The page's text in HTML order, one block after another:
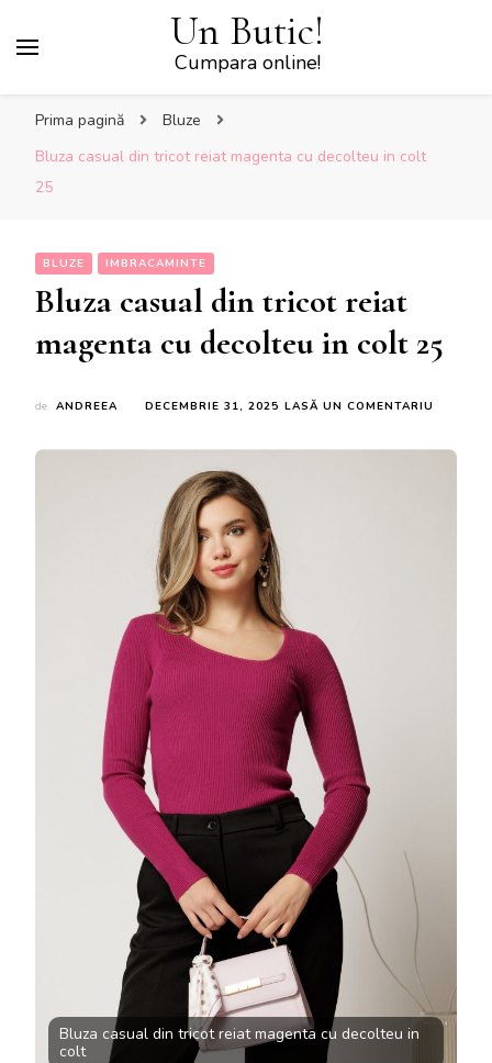
Un Butic!
Cumpara online!
Prima pagină
Bluze
Bluza casual din tricot reiat magenta cu decolteu in colt
25
BLUZE IMBRACAMINTE
Bluza casual din tricot reiat
magenta cu decolteu in colt 25
de ANDREEA DECEMBRIE 31, 2025 LASĂ UN COMENTARIU
Bluza casual din tricot reiat magenta cu decolteu in
colt